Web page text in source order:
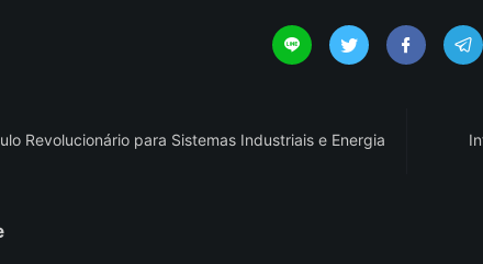
   
Revolucionário para Sistemas Industriais e Energia